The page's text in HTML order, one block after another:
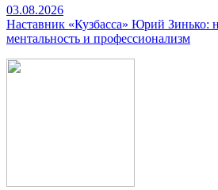
03.08.2026
Наставник «Кузбасса» Юрий Зинько:
ментальность и профессионализм